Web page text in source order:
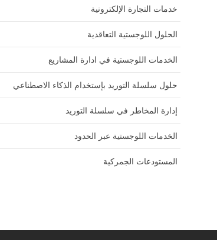
خدمات التجارة الإلكترونية
الحلول اللوجستية التعاقدية
الخدمات اللوجستية في ادارة المشاريع
حلول سلسلة التوريد بإستخدام الذكاء الاصطناعي
إدارة المخاطر في سلسلة التوريد
الخدمات اللوجستية عبر الحدود
المستودعات الجمركية